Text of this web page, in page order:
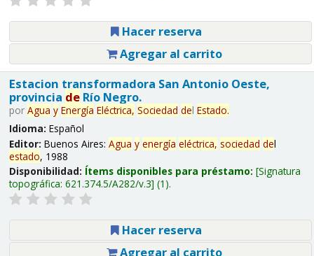
Hacer reserva
Agregar al carrito
Estacion transformadora San Antonio Oeste,
provincia deRío Negro.
por Agua y Energía Eléctrica, Sociedad del Estado.
Idioma: Español
Editor: Buenos Aires: Agua y energía eléctrica, sociedad del
estado, 1988
Disponibilidad: Ítems disponibles para préstamo: Signatura
topográfica: 621.374.5/A282/v.3 (1).
Hacer reserva
Agregar al carrito